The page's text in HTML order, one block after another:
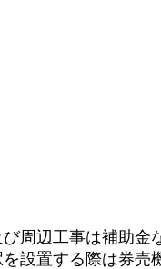
周辺工事は補助金
設置する際は券売